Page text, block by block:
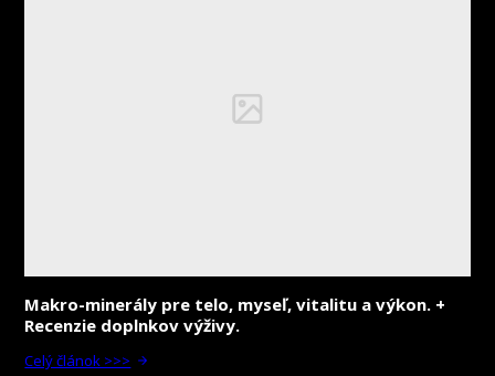
Makro-minerály pre telo, myseľ, vitalitu a výkon. +
Recenzie doplnkov výživy.
Celý článok >>>